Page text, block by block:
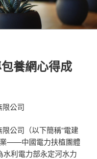
養網心得成
公司
公司（以下簡稱“電建
業——中國電力扶植團體
水利電力部永定河水力